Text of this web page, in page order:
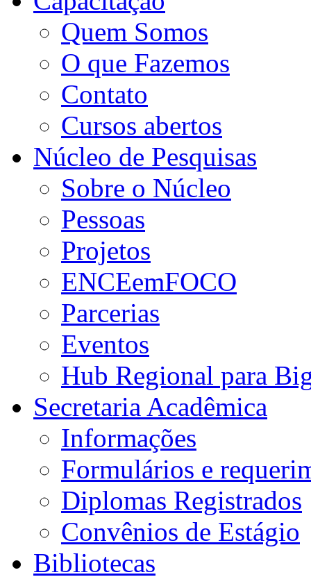
Quem Somos
O que Fazemos
Contato
Cursos abertos
Núcleo de Pesquisas
Sobre o Núcleo
Pessoas
Projetos
ENCEemFOCO
Parcerias
Eventos
Hub Regional para
Secretaria Acadêmica
Informações
Formulários e
Diplomas Registrados
Convênios de Estágio
Bibliotecas